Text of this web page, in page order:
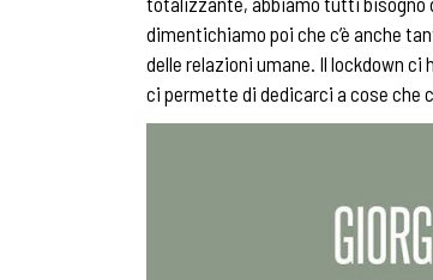
dimentichiamo poi che c’è anche
delle relazioni umane. Il lockdown
ci permette di dedicarci a cose che